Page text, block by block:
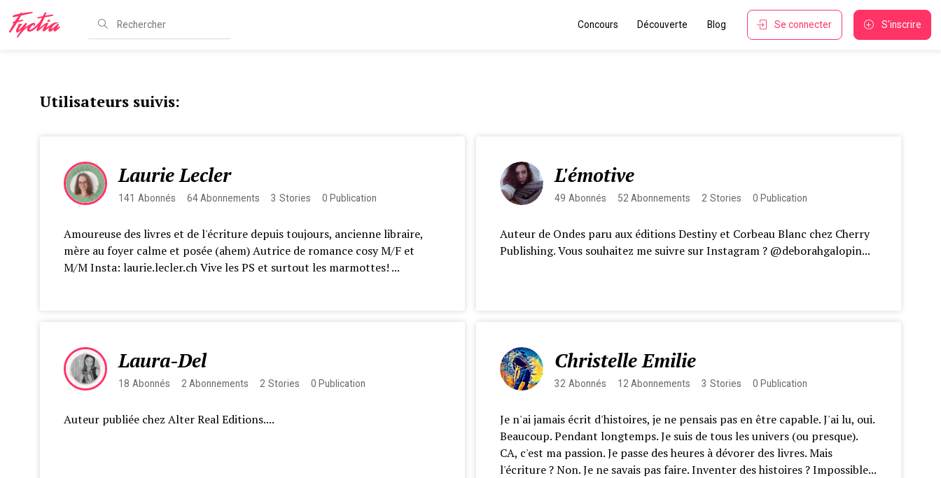
Concours Découverte Blog S'inscrire
Se connecter
Utilisateurs suivis:
Laurie Lecler
141 Abonnés 64 Abonnements 3 Stories 0 Publication
Amoureuse des livres et de l'écriture depuis toujours, ancienne libraire,
mère au foyer calme et posée (ahem) Autrice de romance cosy M/F et
M/M Insta: laurie.lecler.ch Vive les PS et surtout les marmottes! ...
L'émotive
49 Abonnés 52 Abonnements 2 Stories 0 Publication
Auteur de Ondes paru aux éditions Destiny et Corbeau Blanc chez Cherry
Publishing. Vous souhaitez me suivre sur Instagram ? @deborahgalopin...
Laura-Del
18 Abonnés 2 Abonnements 2 Stories 0 Publication
Auteur publiée chez Alter Real Editions....
Christelle Emilie
32 Abonnés 12 Abonnements 3 Stories 0 Publication
Je n'ai jamais écrit d'histoires, je ne pensais pas en être capable. J'ai lu, oui.
Beaucoup. Pendant longtemps. Je suis de tous les univers (ou presque).
CA, c'est ma passion. Je passe des heures à dévorer des livres. Mais
l'écriture ? Non. Je ne savais pas faire. Inventer des histoires ? Impossible...